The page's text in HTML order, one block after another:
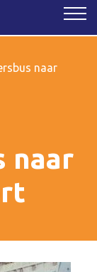
naar
naar